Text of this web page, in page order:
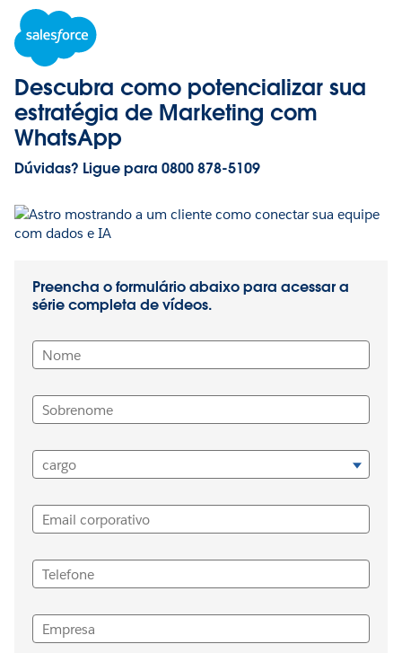
Descubra como potencializar sua
estratégia de Marketing com
WhatsApp
Dúvidas? Ligue para 0800 878-5109
Preencha o formulário abaixo para acessar a
série completa de vídeos.
Nome
Sobrenome
cargo
Email corporativo
Telefone
Empresa